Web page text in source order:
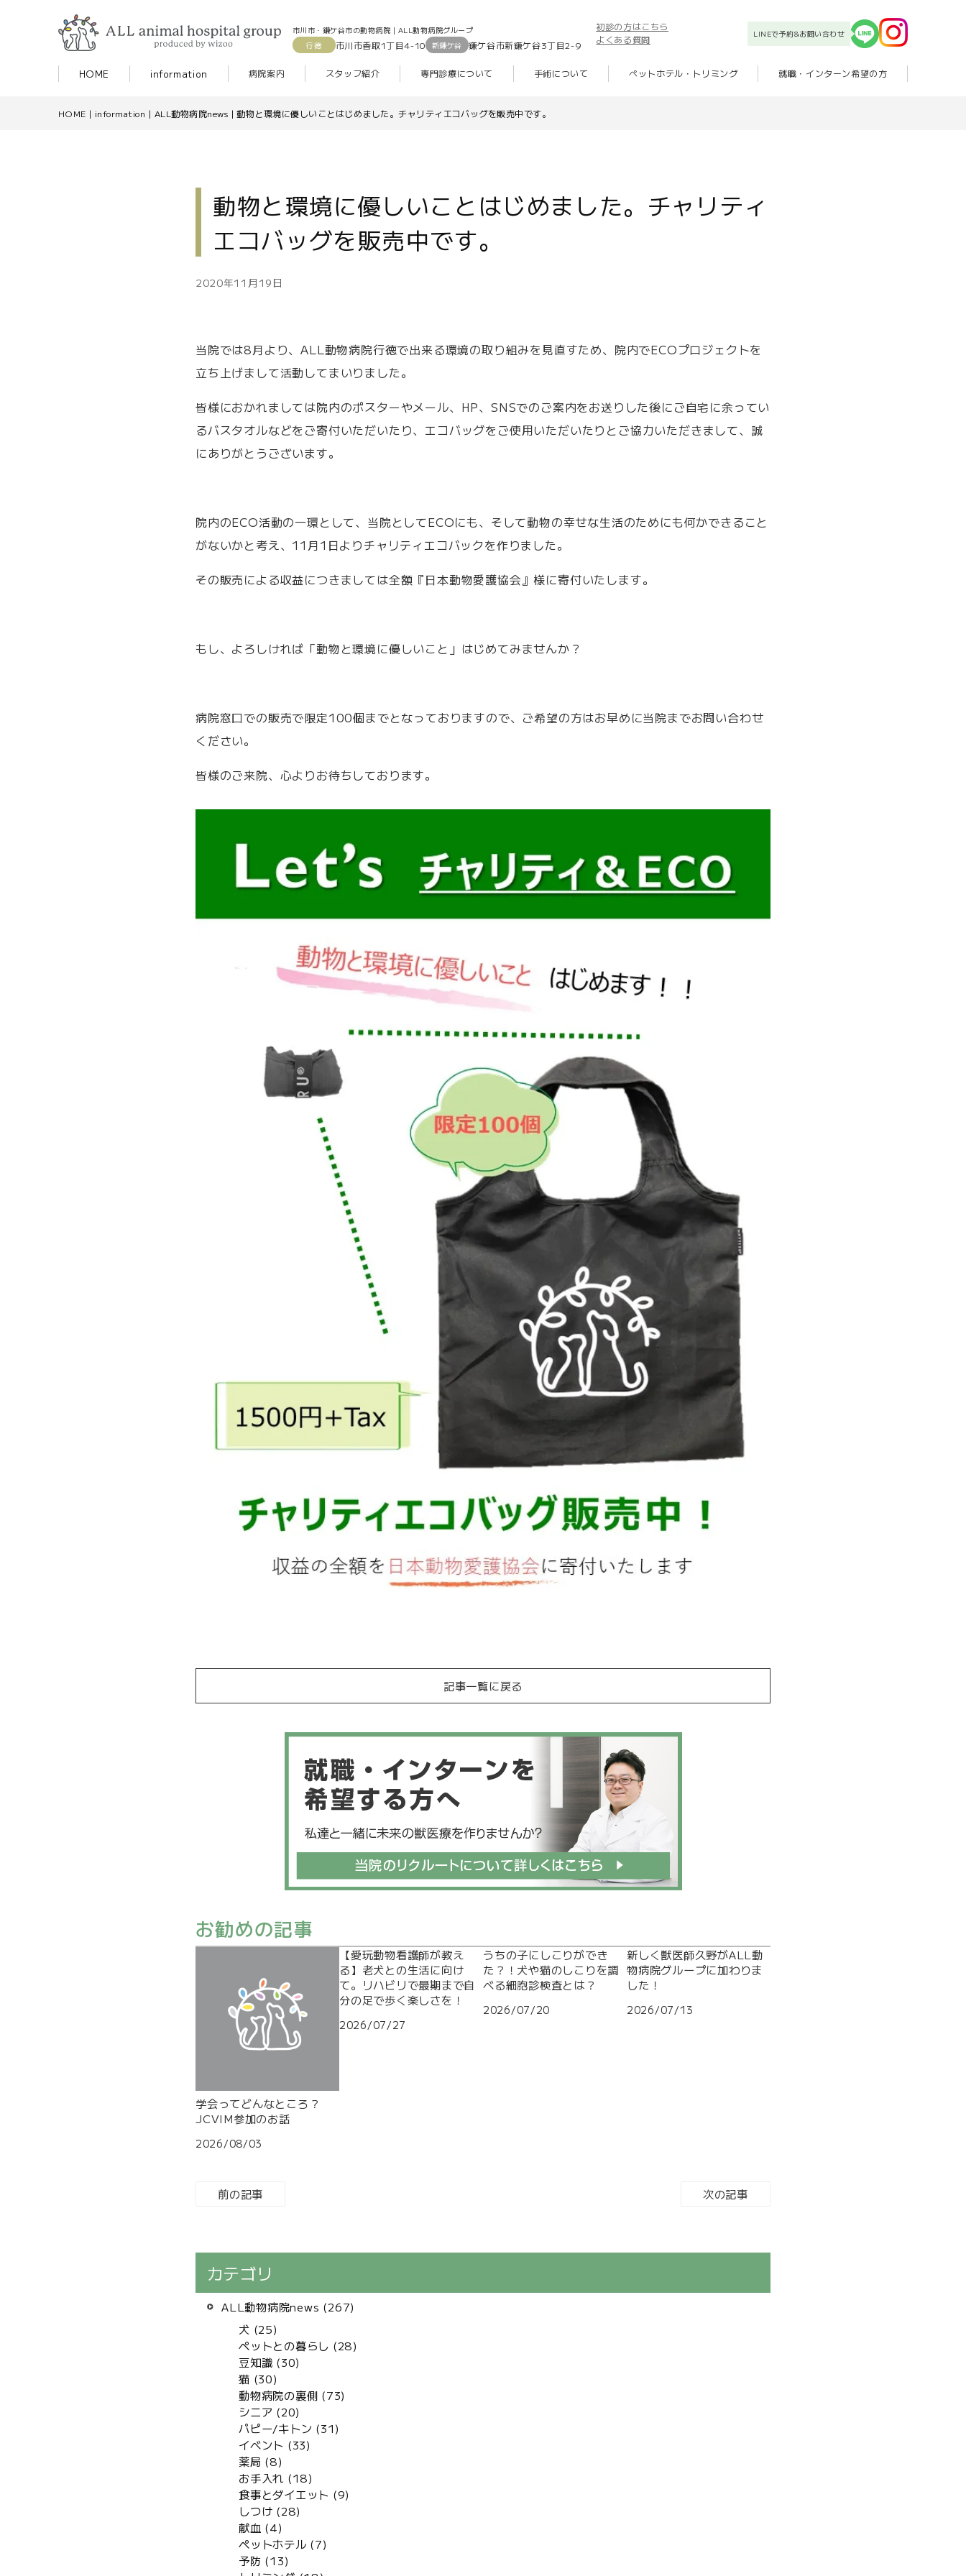
市川市・鎌ケ谷市の動物病院｜ALL動物病院グループ
行徳
市川市香取1丁目4-10 新鎌ケ谷 鎌ケ谷市新鎌ケ谷3丁目2-9
初診の方はこちら
よくある質問
LINEで予約&お問い合わせ
HOME information 病院案内 スタッフ紹介 専門診療について 手術について ペットホテル・トリミング 就職・インターン希望の方
HOME | information | ALL動物病院news | 動物と環境に優しいことはじめました。チャリティエコバッグを販売中です。
動物と環境に優しいことはじめました。チャリティ
エコバッグを販売中です。
2020年11月19日
当院では8月より、ALL動物病院行徳で出来る環境の取り組みを見直すため、院内でECOプロジェクトを
立ち上げまして活動してまいりました。
皆様におかれましては院内のポスターやメール、HP、SNSでのご案内をお送りした後にご自宅に余ってい
るバスタオルなどをご寄付いただいたり、エコバッグをご使用いただいたりとご協力いただきまして、誠
にありがとうございます。
院内のECO活動の一環として、当院としてECOにも、そして動物の幸せな生活のためにも何かできること
がないかと考え、11月1日よりチャリティエコバックを作りました。
その販売による収益につきましては全額『日本動物愛護協会』様に寄付いたします。
もし、よろしければ「動物と環境に優しいこと」はじめてみませんか？
病院窓口での販売で限定100個までとなっておりますので、ご希望の方はお早めに当院までお問い合わせ
ください。
皆様のご来院、心よりお待ちしております。
記事一覧に戻る
お勧めの記事
学会ってどんなところ？
JCVIM参加のお話
2026/08/03
【愛玩動物看護師が教え
る】老犬との生活に向け
て。リハビリで最期まで自
分の足で歩く楽しさを！
2026/07/27
うちの子にしこりができ
た？！犬や猫のしこりを調
べる細胞診検査とは？
2026/07/20
新しく獣医師久野がALL動
物病院グループに加わりま
した！
2026/07/13
前の記事 次の記事
カテゴリ
ALL動物病院news (267)
犬 (25)
ペットとの暮らし (28)
豆知識 (30)
猫 (30)
動物病院の裏側 (73)
シニア (20)
パピー/キトン (31)
イベント (33)
薬局 (8)
お手入れ (18)
食事とダイエット (9)
しつけ (28)
献血 (4)
ペットホテル (7)
予防 (13)